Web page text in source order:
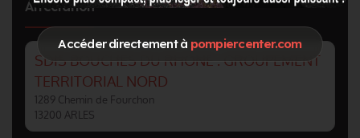
Accéder directement à pompiercenter.com
Affectation
SDIS BOUCHES DU RHONE : GROUPEMENT
TERRITORIAL NORD
1289 Chemin de Fourchon
13200 ARLES